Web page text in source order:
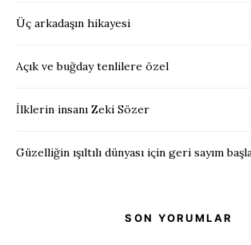
Üç arkadaşın hikayesi
Açık ve buğday tenlilere özel
İlklerin insanı Zeki Sözer
Güzelliğin ışıltılı dünyası için geri sayım
SON YORUMLAR